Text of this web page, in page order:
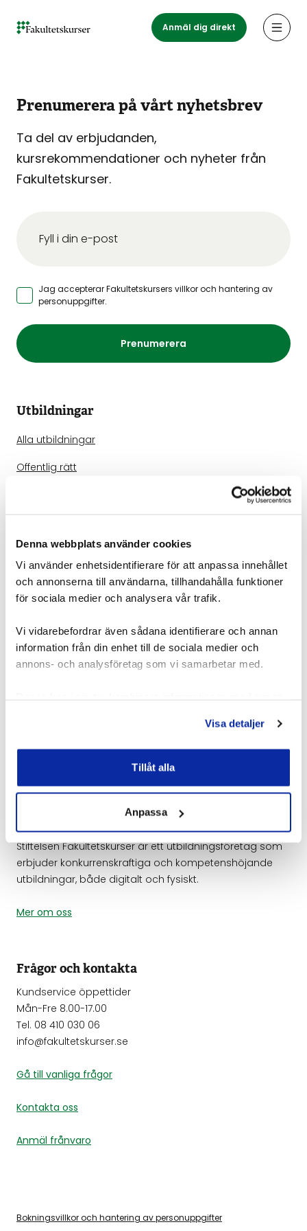
Denna webbplats använder cookies
Vi använder enhetsidentifierare för att anpassa innehållet
och annonserna till användarna, tillhandahålla funktioner
för sociala medier och analysera vår trafik.
Vi vidarebefordrar även sådana identifierare och annan
information från din enhet till de sociala medier och
annons- och analysföretag som vi samarbetar med.
samlat in när du har använt deras tjänster.
Visa detaljer
Tillåt alla
Anpassa
Anmäl dig direkt
Prenumerera på vårt nyhetsbrev
Ta del av erbjudanden,
kursrekommendationer och nyheter från
Fakultetskurser.
Jag accepterar Fakultetskursers villkor och hantering av
personuppgifter.
Prenumerera
Utbildningar
Alla utbildningar
Offentlig rätt
IT-rätt
Avtals- och bolagsrätt
AI
Företagsanpassade utbildningar
Genomförandet planeras när det passar er bäst.
Mer om företagsanpassat
Stiftelsen Fakultetskurser är ett utbildningsföretag som
erbjuder konkurrenskraftiga och kompetenshöjande
utbildningar, både digitalt och fysiskt.
Mer om oss
Frågor och kontakta
Kundservice öppettider
Mån-Fre 8.00-17.00
Tel. 08 410 030 06
info@fakultetskurser.se
Gå till vanliga frågor
Kontakta oss
Anmäl frånvaro
Bokningsvillkor och hantering av personuppgifter